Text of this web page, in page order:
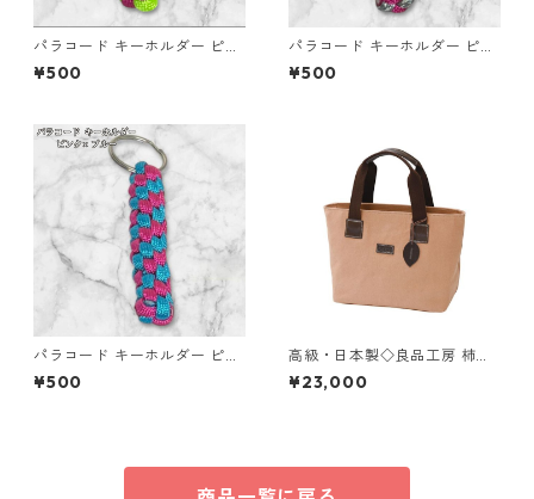
パラコード キーホルダー ピン
ク グリーン 編み込み s30
¥500
パラコード キーホルダー ピン
ク グレー 編み込み s28
¥500
パラコード キーホルダー ピン
ク ブルー 編み込み s38 アウト
ドア
¥500
高級・日本製◇良品工房 柿渋
染トートバッグ◇ハンドバッ
グ 大人ナチュラル 日本製【約
¥23,000